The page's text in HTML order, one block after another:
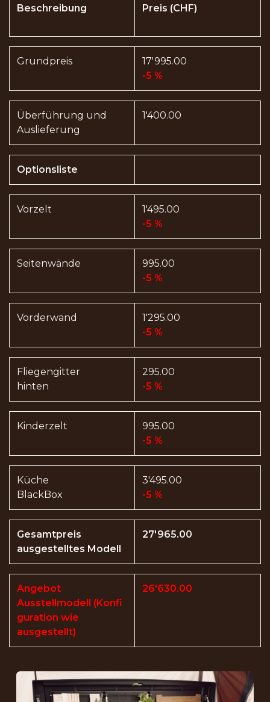
Beschreibung Preis (CHF)
Grundpreis
17'995.00
-5 %
Überführung und
Auslieferung
1'400.00
Optionsliste
Vorzelt
1'495.00
-5 %
Seitenwände
995.00
-5 %
Vorderwand
1'295.00
-5 %
Fliegengitter
hinten
295.00
-5 %
Kinderzelt
995.00
-5 %
Küche
BlackBox
3'495.00
-5 %
Gesamtpreis
ausgestelltes Modell​
27'965.00
Angebot
Ausstellmodell (Konfi
guration wie
ausgestellt)
26'630.00